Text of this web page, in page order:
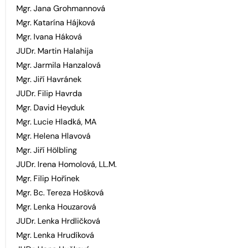
Mgr. Jana Grohmannová
Mgr. Katarína Hájková
Mgr. Ivana Háková
JUDr. Martin Halahija
Mgr. Jarmila Hanzalová
Mgr. Jiří Havránek
JUDr. Filip Havrda
Mgr. David Heyduk
Mgr. Lucie Hladká, MA
Mgr. Helena Hlavová
Mgr. Jiří Hölbling
JUDr. Irena Homolová, LL.M.
Mgr. Filip Hořínek
Mgr. Bc. Tereza Hošková
Mgr. Lenka Houzarová
JUDr. Lenka Hrdličková
Mgr. Lenka Hrudíková